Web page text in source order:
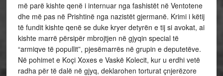
më parë kishte qenë i internuar nga fashistët në Ventotene
dhe më pas në Prishtinë nga nazistët gjermanë. Krimi i këtij
të fundit kishte qenë se duke kryer detyrën e tij si avokat, ai
kishte marrë përsipër mbrojtjen në gjyqin special të
“armiqve të popullit”, pjesëmarrës në grupin e deputetëve.
Në pohimet e Koçi Xoxes e Vaskë Kolecit, kur u erdhi vetë
radha për të dalë në gjyq, deklarohen torturat çnjerëzore